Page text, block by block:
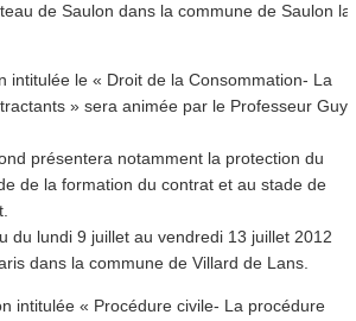
de Saulon dans la commune de Saulon la
intitulée le « Droit de la Consommation- La
» sera animée par le Professeur Guy
présentera notamment la protection du
de la formation du contrat et au stade de
du lundi 9 juillet au vendredi 13 juillet 2012
dans la commune de Villard de Lans.
intitulée « Procédure civile- La procédure